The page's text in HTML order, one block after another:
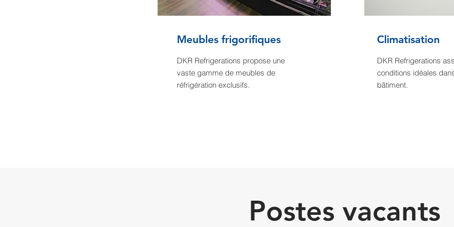
Meubles frigorifiques
DKR Refrigerations propose une
vaste gamme de meubles de
réfrigération exclusifs.
Climatisation
DKR Refrigerations
conditions idéales
bâtiment.
Postes vacants